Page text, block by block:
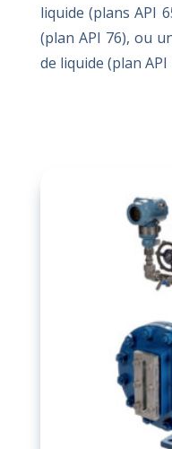
liquide (plans API
(plan API 76), ou
de liquide (plan API